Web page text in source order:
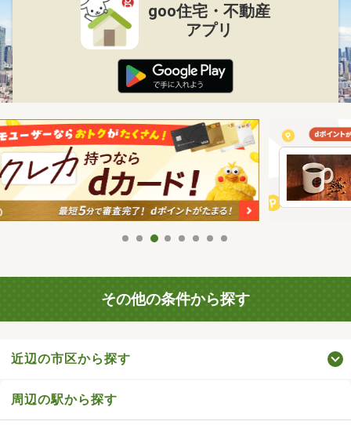
goo住宅・不動産
アプリ
その他の条件から探す
近辺の市区から探す
周辺の駅から探す